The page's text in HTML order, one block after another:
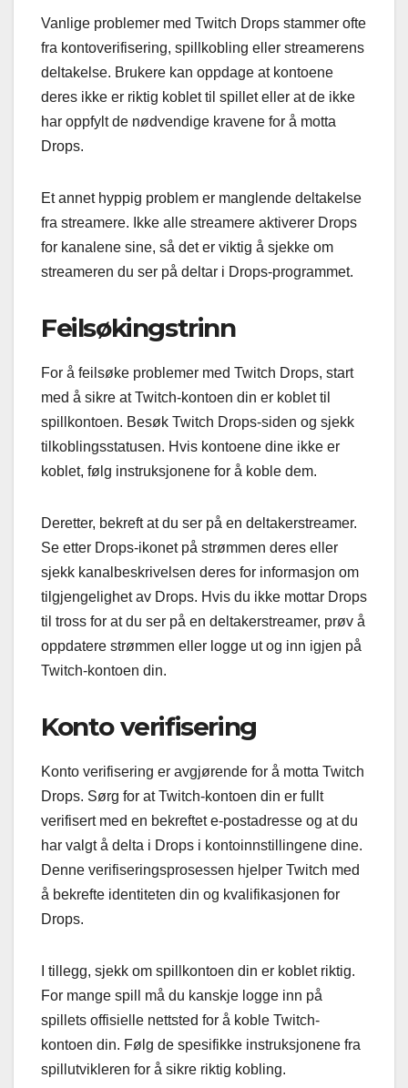
Vanlige problemer med Twitch Drops stammer ofte
fra kontoverifisering, spillkobling eller streamerens
deltakelse. Brukere kan oppdage at kontoene
deres ikke er riktig koblet til spillet eller at de ikke
har oppfylt de nødvendige kravene for å motta
Drops.
Et annet hyppig problem er manglende deltakelse
fra streamere. Ikke alle streamere aktiverer Drops
for kanalene sine, så det er viktig å sjekke om
streameren du ser på deltar i Drops-programmet.
Feilsøkingstrinn
For å feilsøke problemer med Twitch Drops, start
med å sikre at Twitch-kontoen din er koblet til
spillkontoen. Besøk Twitch Drops-siden og sjekk
tilkoblingsstatusen. Hvis kontoene dine ikke er
koblet, følg instruksjonene for å koble dem.
Deretter, bekreft at du ser på en deltakerstreamer.
Se etter Drops-ikonet på strømmen deres eller
sjekk kanalbeskrivelsen deres for informasjon om
tilgjengelighet av Drops. Hvis du ikke mottar Drops
til tross for at du ser på en deltakerstreamer, prøv å
oppdatere strømmen eller logge ut og inn igjen på
Twitch-kontoen din.
Konto verifisering
Konto verifisering er avgjørende for å motta Twitch
Drops. Sørg for at Twitch-kontoen din er fullt
verifisert med en bekreftet e-postadresse og at du
har valgt å delta i Drops i kontoinnstillingene dine.
Denne verifiseringsprosessen hjelper Twitch med
å bekrefte identiteten din og kvalifikasjonen for
Drops.
I tillegg, sjekk om spillkontoen din er koblet riktig.
For mange spill må du kanskje logge inn på
spillets offisielle nettsted for å koble Twitch-
kontoen din. Følg de spesifikke instruksjonene fra
spillutvikleren for å sikre riktig kobling.